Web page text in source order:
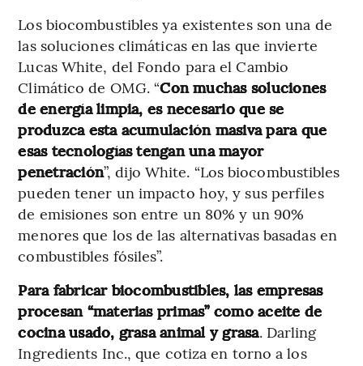
Los biocombustibles ya existentes son una de
las soluciones climáticas en las que invierte
Lucas White, del Fondo para el Cambio
Climático de OMG. “Con muchas soluciones
de energía limpia, es necesario que se
produzca esta acumulación masiva para que
esas tecnologías tengan una mayor
penetración”, dijo White. “Los biocombustibles
pueden tener un impacto hoy, y sus perfiles
de emisiones son entre un 80% y un 90%
menores que los de las alternativas basadas en
combustibles fósiles”.
Para fabricar biocombustibles, las empresas
procesan “materias primas” como aceite de
cocina usado, grasa animal y grasa. Darling
Ingredients Inc., que cotiza en torno a los